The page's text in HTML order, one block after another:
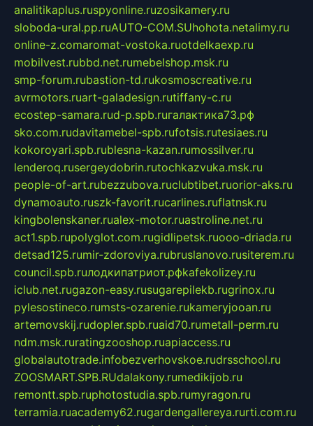
analitikaplus.ruspyonline.ruzosikamery.ru
sloboda-ural.pp.ruAUTO-COM.SUhohota.netalimy.ru
online-z.comaromat-vostoka.ruotdelkaexp.ru
mobilvest.rubbd.net.rumebelshop.msk.ru
smp-forum.rubastion-td.rukosmoscreative.ru
avrmotors.ruart-galadesign.rutiffany-c.ru
ecostep-samara.rud-p.spb.ruгалактика73.рф
sko.com.rudavitamebel-spb.rufotsis.rutesiaes.ru
kokoroyari.spb.rublesna-kazan.rumossilver.ru
lenderoq.rusergeydobrin.rutochkazvuka.msk.ru
people-of-art.rubezzubova.ruclubtibet.ruorior-aks.ru
dynamoauto.ruszk-favorit.rucarlines.ruflatnsk.ru
kingbolenskaner.rualex-motor.ruastroline.net.ru
act1.spb.rupolyglot.com.rugidlipetsk.ruooo-driada.ru
detsad125.rumir-zdoroviya.rubruslanovo.rusiterem.ru
council.spb.ruлодкипатриот.рфkafekolizey.ru
iclub.net.rugazon-easy.rusugarepilekb.rugrinox.ru
pylesostineco.rumsts-ozarenie.rukameryjooan.ru
artemovskij.rudopler.spb.ruaid70.rumetall-perm.ru
ndm.msk.ruratingzooshop.ruapiaccess.ru
globalautotrade.infobezverhovskoe.rudrsschool.ru
ZOOSMART.SPB.RUdalakony.rumedikijob.ru
remontt.spb.ruphotostudia.spb.rumyragon.ru
terramia.ruacademy62.rugardengallereya.rurti.com.ru